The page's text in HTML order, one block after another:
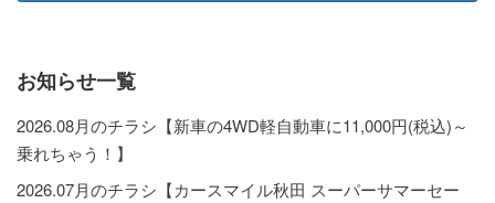
お知らせ一覧
2026.08月のチラシ【新車の4WD軽自動車に11,000円(税込)～
乗れちゃう！】
2026.07月のチラシ【カースマイル秋田 スーパーサマーセー